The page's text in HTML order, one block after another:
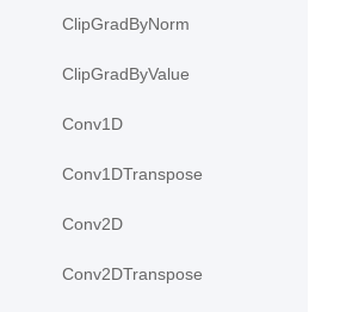
ClipGradByNorm
ClipGradByValue
Conv1D
Conv1DTranspose
Conv2D
Conv2DTranspose